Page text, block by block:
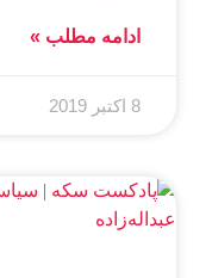
ادامه مطلب »
8 اکتبر 2019